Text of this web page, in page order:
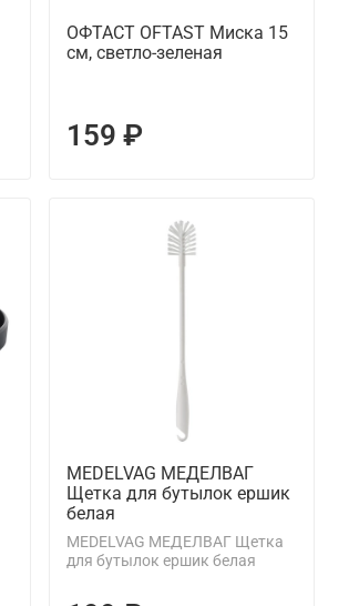
ОФТАСТ OFTAST Миска 15
см, светло-зеленая
159 ₽
MEDELVAG МЕДЕЛВАГ
Щетка для бутылок ершик
белая
MEDELVAG МЕДЕЛВАГ Щетка
для бутылок ершик белая